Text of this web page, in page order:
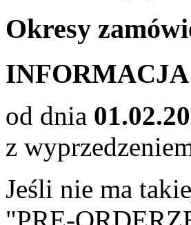
Okresy
INFORMACJA
od dnia
z
Jeśli nie ma